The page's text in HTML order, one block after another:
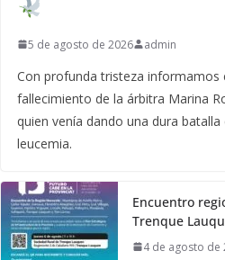
5 de agosto de 2026 admin
Con profunda tristeza informamos
fallecimiento de la árbitra Marina
quien venía dando una dura batalla
leucemia.
Encuentro
Trenque
4 de agosto de